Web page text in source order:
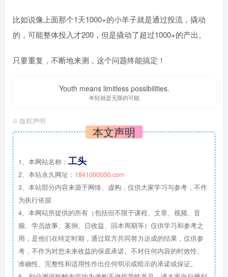
比如说像上面那个1天1000+的小羊子就是通过投流，撬动
的，可能整体投入才200，但是撬动了超过1000+的产出。
只要重复，不断地来测，这个问题终能搞定！
Youth means limitless possibilities.
年轻就是无限的可能
© 版权声明
本文声明
1、本网站名称： 工头
2、本站永久网址： 1841000000.com
3、本站部分内容来源于网络、虚构，仅供大家学习与参考，不作
为执行依据
4、本网站所提供的所有（包括但不限于课程、文章、视频、音
频、学员故事、案例、日收益、回本周期等）仅供学习和参考之
用，是他们在特定时期，通过双方共同努力达成的结果，仅供参
考，不作为对您未来收益的保底承诺。不对任何内容的时效性、
准确性、完整性和适用性作出任何明示或暗示的承诺或保证。